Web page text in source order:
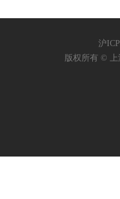
沪
版权所有 © 上